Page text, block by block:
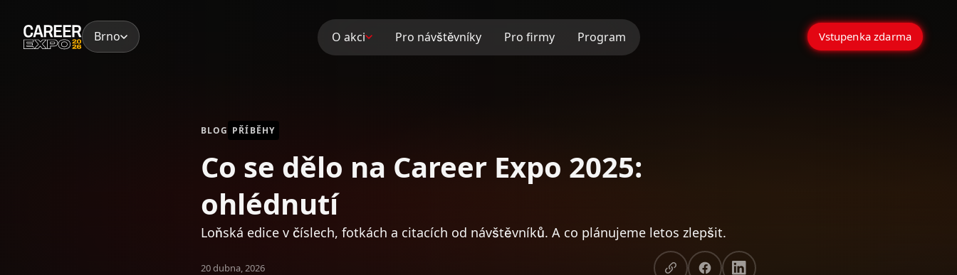
content
Brno O akci Pro návštěvníky Pro firmy Program Vstupenka zdarma
BLOG PŘÍBĚHY
Co se dělo na Career Expo 2025:
ohlédnutí
Loňská edice v číslech, fotkách a citacích od návštěvníků. A co plánujeme letos zlepšit.
20 dubna, 2026